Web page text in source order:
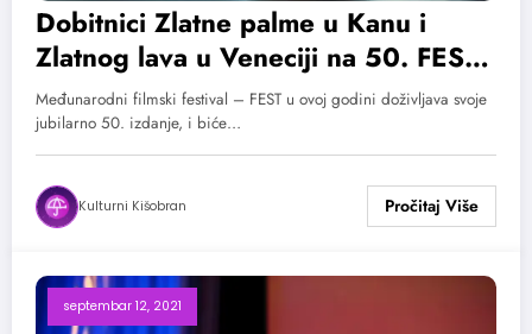
Dobitnici Zlatne palme u Kanu i
Zlatnog lava u Veneciji na 50. FEST-
u!
Međunarodni filmski festival – FEST u ovoj godini doživljava svoje
jubilarno 50. izdanje, i biće…
Kulturni Kišobran
septembar 12, 2021